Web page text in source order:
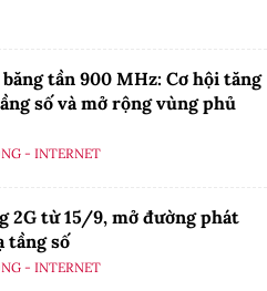
tần 900 MHz: Cơ hội tăng
số và mở rộng vùng phủ
- INTERNET
2G từ 15/9, mở đường phát
tầng số
- INTERNET